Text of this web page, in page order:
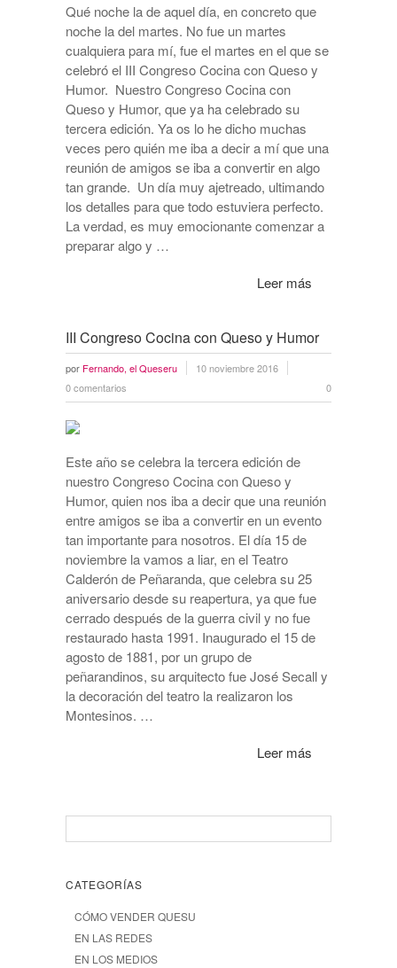
Qué noche la de aquel día, en concreto que
noche la del martes. No fue un martes
cualquiera para mí, fue el martes en el que se
celebró el III Congreso Cocina con Queso y
Humor. Nuestro Congreso Cocina con
Queso y Humor, que ya ha celebrado su
tercera edición. Ya os lo he dicho muchas
veces pero quién me iba a decir a mí que una
reunión de amigos se iba a convertir en algo
tan grande. Un día muy ajetreado, ultimando
los detalles para que todo estuviera perfecto.
La verdad, es muy emocionante comenzar a
preparar algo y …
Leer más
III Congreso Cocina con Queso y Humor
por Fernando, el Queseru
10 noviembre 2016
0 comentarios
0
Este año se celebra la tercera edición de
nuestro Congreso Cocina con Queso y
Humor, quien nos iba a decir que una reunión
entre amigos se iba a convertir en un evento
tan importante para nosotros. El día 15 de
noviembre la vamos a liar, en el Teatro
Calderón de Peñaranda, que celebra su 25
aniversario desde su reapertura, ya que fue
cerrado después de la guerra civil y no fue
restaurado hasta 1991. Inaugurado el 15 de
agosto de 1881, por un grupo de
peñarandinos, su arquitecto fue José Secall y
la decoración del teatro la realizaron los
Montesinos. …
Leer más
CATEGORÍAS
CÓMO VENDER QUESU
EN LAS REDES
EN LOS MEDIOS